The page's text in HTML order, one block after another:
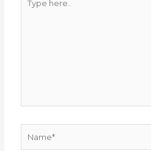
here..
Name*